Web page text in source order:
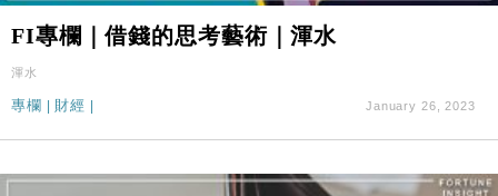
FI專欄｜借錢的思考藝術｜渾水
渾水
專欄 財經 January 26, 2023